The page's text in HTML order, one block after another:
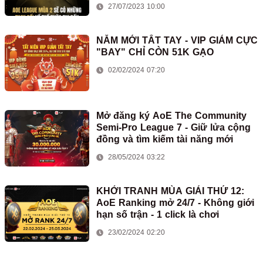
27/07/2023 10:00
NĂM MỚI TẤT TAY - VIP GIẢM CỰC
"BAY" CHỈ CÒN 51K GẠO
02/02/2024 07:20
Mở đăng ký AoE The Community
Semi-Pro League 7 - Giữ lửa cộng
đồng và tìm kiếm tài năng mới
28/05/2024 03:22
KHỞI TRANH MÙA GIẢI THỨ 12:
AoE Ranking mở 24/7 - Không giới
hạn số trận - 1 click là chơi
23/02/2024 02:20